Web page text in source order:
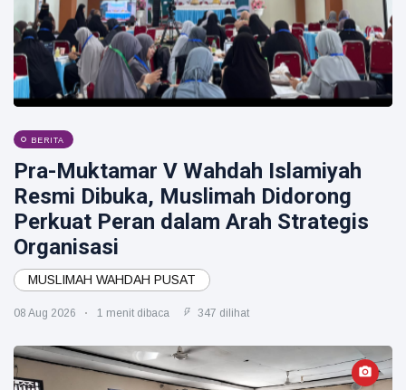
BERITA
Pra-Muktamar V Wahdah Islamiyah
Resmi Dibuka, Muslimah Didorong
Perkuat Peran dalam Arah Strategis
Organisasi
MUSLIMAH WAHDAH PUSAT
08 Aug 2026 1 menit dibaca 347 dilihat